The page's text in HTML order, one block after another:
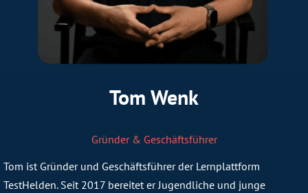
Tom Wenk
Gründer & Geschäftsführer
Tom ist Gründer und Geschäftsführer der Lernplattform
TestHelden. Seit 2017 bereitet er Jugendliche und junge